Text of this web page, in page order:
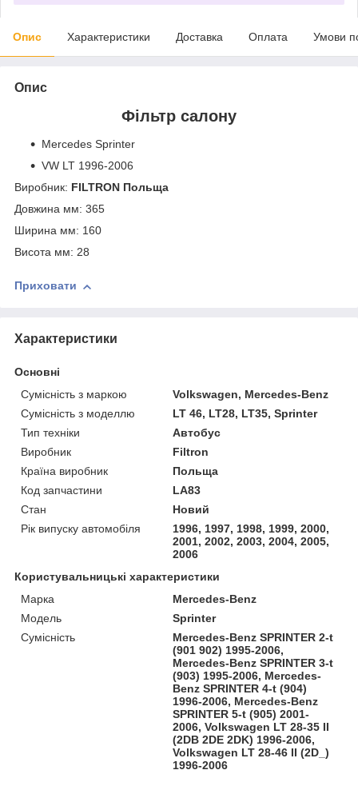
Опис Характеристики Доставка Оплата Умови
Опис
Фільтр салону
Mercedes Sprinter
VW LT 1996-2006
Виробник: FILTRON Польща
Довжина мм: 365
Ширина мм: 160
Висота мм: 28
Приховати
Характеристики
Основні
Сумісність з маркою
Volkswagen, Mercedes-Benz
Сумісність з моделлю
LT 46, LT28, LT35, Sprinter
Тип техніки
Автобус
Виробник
Filtron
Країна виробник
Польща
Код запчастини
LA83
Стан
Новий
Рік випуску автомобіля
1996, 1997, 1998, 1999, 2000,
2001, 2002, 2003, 2004, 2005,
2006
Користувальницькі характеристики
Марка
Mercedes-Benz
Модель
Sprinter
Сумісність
Mercedes-Benz SPRINTER 2-t
(901 902) 1995-2006,
Mercedes-Benz SPRINTER 3-t
(903) 1995-2006, Mercedes-
Benz SPRINTER 4-t (904)
1996-2006, Mercedes-Benz
SPRINTER 5-t (905) 2001-
2006, Volkswagen LT 28-35 II
(2DB 2DE 2DK) 1996-2006,
Volkswagen LT 28-46 II (2D_)
1996-2006